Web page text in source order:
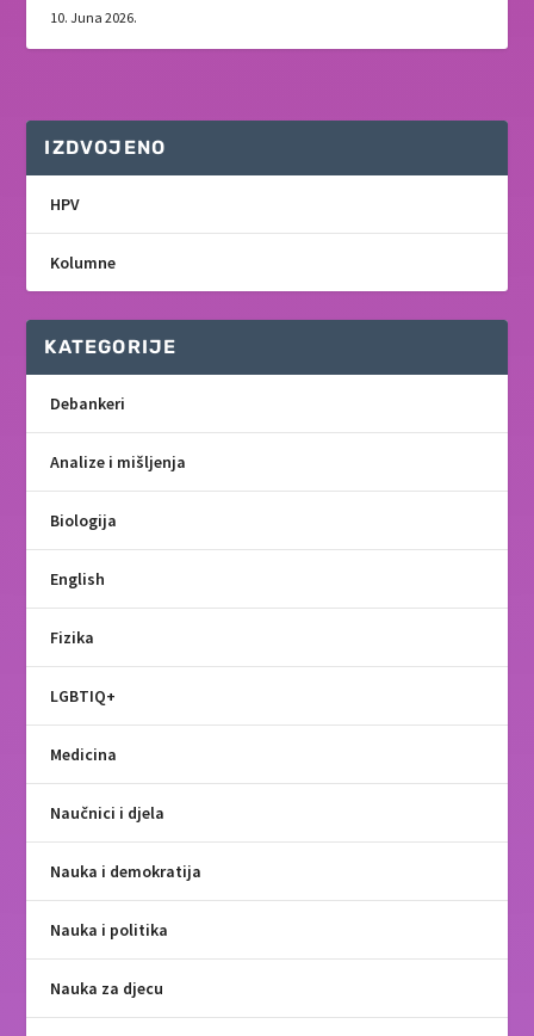
10. Juna 2026.
IZDVOJENO
HPV
Kolumne
KATEGORIJE
Debankeri
Analize i mišljenja
Biologija
English
Fizika
LGBTIQ+
Medicina
Naučnici i djela
Nauka i demokratija
Nauka i politika
Nauka za djecu